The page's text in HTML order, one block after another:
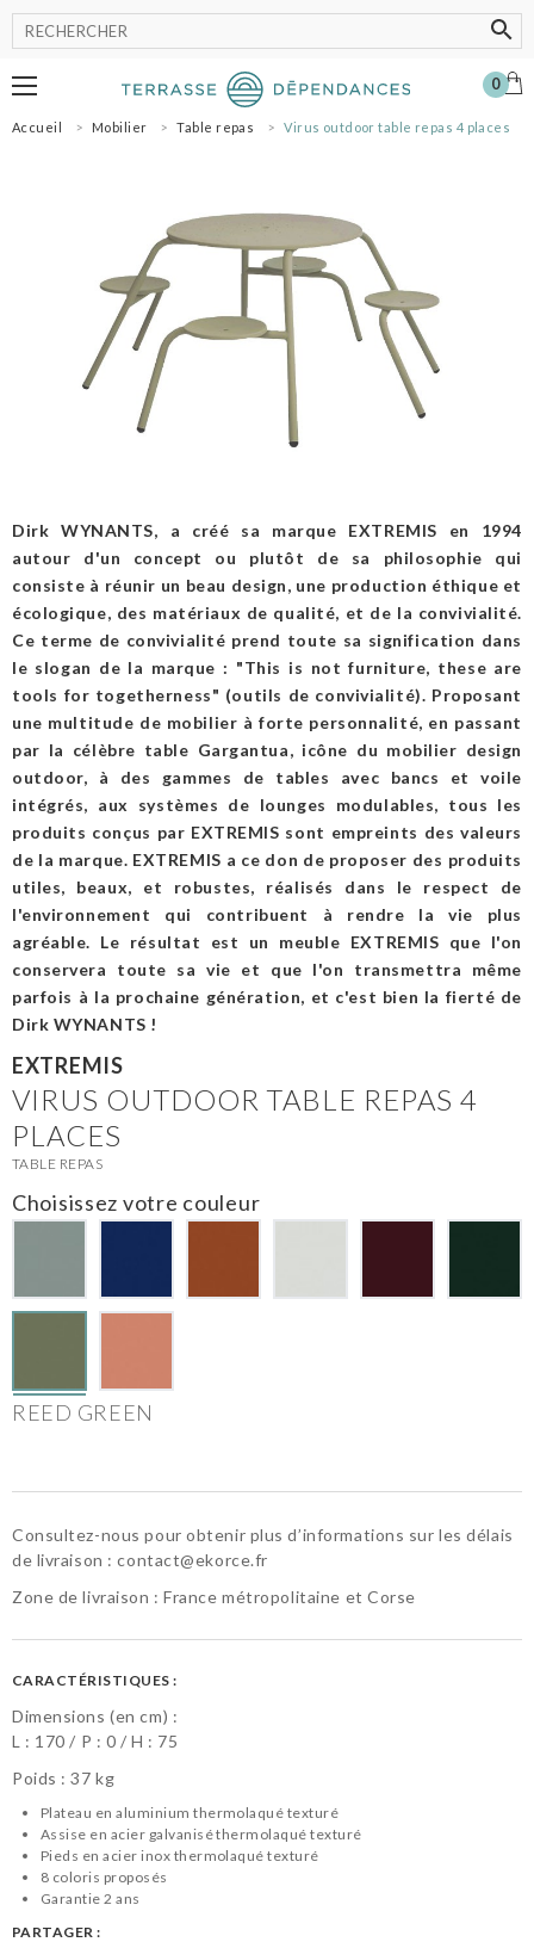
0
MOBILIER
ACCESSOIRES
OMBRAGE
SHOWROOM
NOS MARQUES
PROFESSIONNELS
MON PANIER
Accueil Mobilier Table repas Virus outdoor table repas 4 places
Dirk WYNANTS, a créé sa marque EXTREMIS en 1994
autour d'un concept ou plutôt de sa philosophie qui
consiste à réunir un beau design, une production éthique et
écologique, des matériaux de qualité, et de la convivialité.
Ce terme de convivialité prend toute sa signification dans
le slogan de la marque : "This is not furniture, these are
tools for togetherness" (outils de convivialité). Proposant
une multitude de mobilier à forte personnalité, en passant
par la célèbre table Gargantua, icône du mobilier design
outdoor, à des gammes de tables avec bancs et voile
intégrés, aux systèmes de lounges modulables, tous les
produits conçus par EXTREMIS sont empreints des valeurs
de la marque. EXTREMIS a ce don de proposer des produits
utiles, beaux, et robustes, réalisés dans le respect de
l'environnement qui contribuent à rendre la vie plus
agréable. Le résultat est un meuble EXTREMIS que l'on
conservera toute sa vie et que l'on transmettra même
parfois à la prochaine génération, et c'est bien la fierté de
Dirk WYNANTS !
VIRUS OUTDOOR TABLE REPAS 4
PLACES
EXTREMIS
TABLE REPAS
Choisissez votre couleur
REED GREEN
Consultez-nous pour obtenir plus d’informations sur les délais
de livraison :contact@ekorce.fr
Zone de livraison : France métropolitaine et Corse
CARACTÉRISTIQUES :
Dimensions (en cm) :
L : 170 P : 0 H : 75
Poids : 37 kg
Plateau en aluminium thermolaqué texturé
Assise en acier galvanisé thermolaqué texturé
Pieds en acier inox thermolaqué texturé
8 coloris proposés
Garantie 2 ans
PARTAGER :